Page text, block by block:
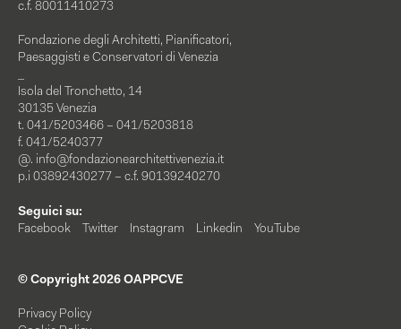
c.f. 80011410273
Fondazione degli Architetti, Pianificatori,
Paesaggisti e Conservatori di Venezia
Isola del Tronchetto, 14
30135 Venezia
t. 041/5203466 – 041/5203818
f. 041/5240377
@. info@fondazionearchitettivenezia.it
p.i 03892430277 – c.f. 90139240270
Seguici su:
Facebook
Twitter Instagram Linkedin YouTube
© Copyright 2026 OAPPCVE
Privacy Policy